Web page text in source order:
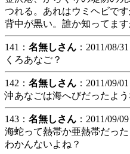
つれる。あれはウミヘビで
背中が黒い。誰か知ってます
141： 名無しさん ：2011/08/
くろあなご？
142： 名無しさん ：2011/09/
沖あなごは海へびだったよう
143： 名無しさん ：2011/09/
海蛇って熱帯か亜熱帯だっ
わかんないよね？